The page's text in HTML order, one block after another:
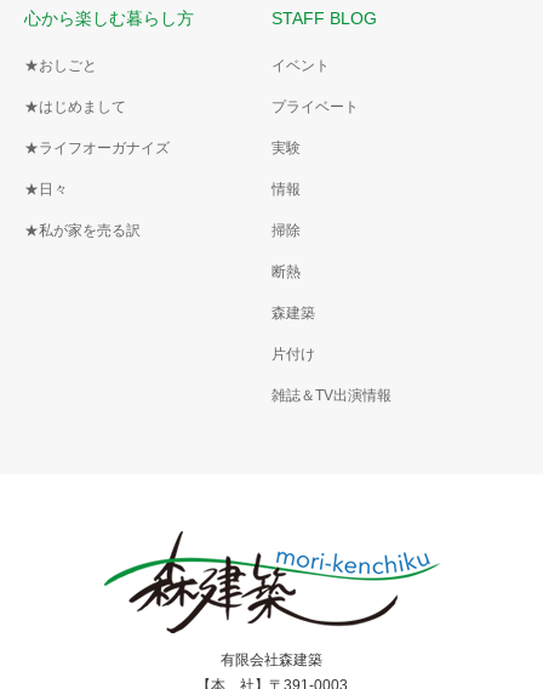
心から楽しむ暮らし方
★おしごと
★はじめまして
★ライフオーガナイズ
★日々
★私が家を売る訳
STAFF BLOG
イベント
プライベート
実験
情報
掃除
断熱
森建築
片付け
雑誌＆TV出演情報
有限会社森建築
【本 社】〒391-0003